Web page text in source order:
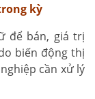
kỳ
để bán, giá trị
biến động thị
cần xử lý